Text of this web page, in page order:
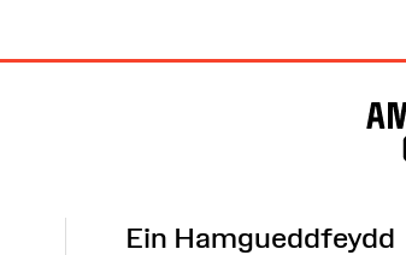
Ein Hamgueddfeydd